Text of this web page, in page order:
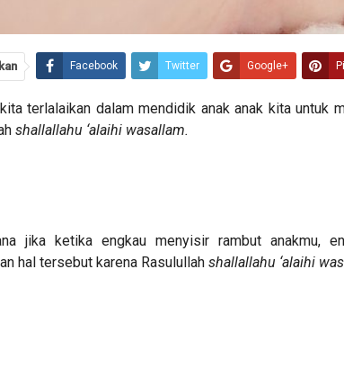
Facebook Twitter Google+
terlalaikan dalam mendidik anak anak kita untuk
shallallahu ‘alaihi wasallam.
jika ketika engkau menyisir rambut anakmu,
hal tersebut karena Rasulullah shallallahu ‘alaihi